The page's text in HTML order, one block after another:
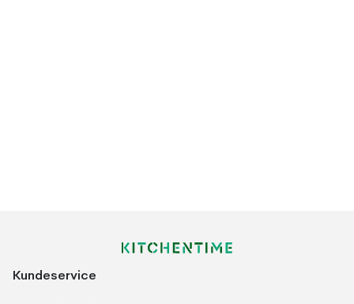
Kundeservice